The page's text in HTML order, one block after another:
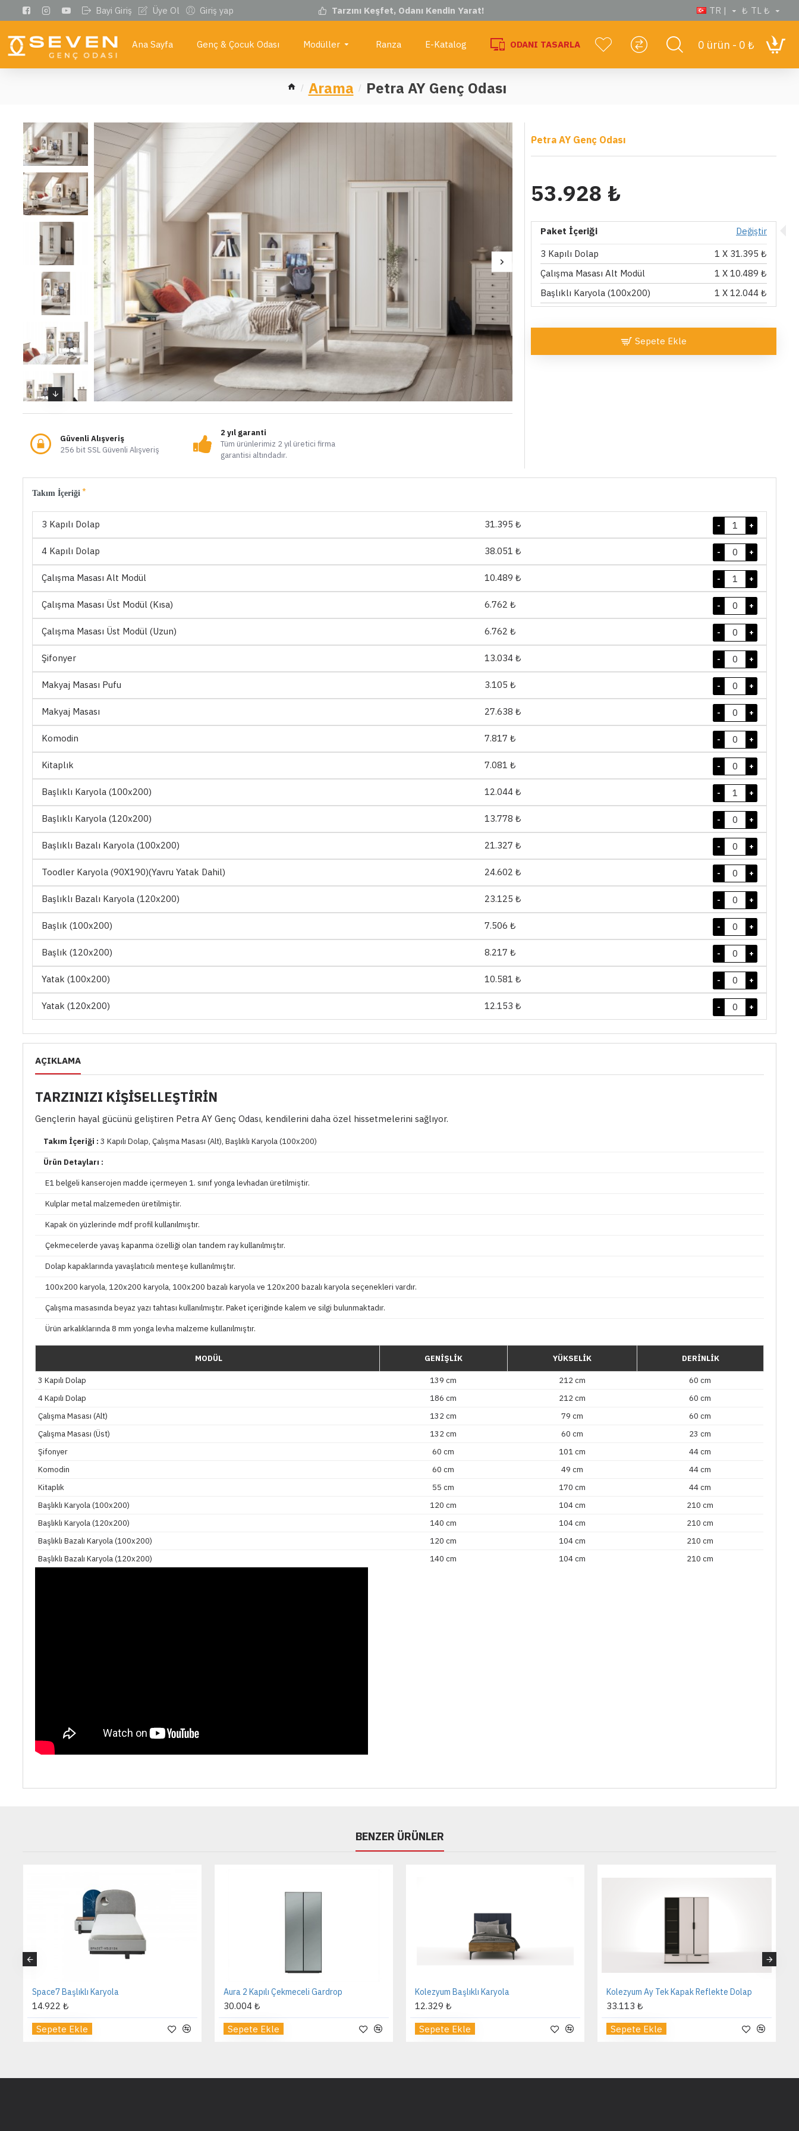
Bayi Giriş Üye Ol Giriş yap Tarzını Keşfet, Odanı Kendin Yarat! TR | ₺ TL ₺
Ana Sayfa Genç & Çocuk Odası Modüller Ranza E-Katalog ODANI TASARLA 0 ürün - 0 ₺
Arama Petra AY Genç Odası
Güvenli Alışveriş
256 bit SSL Güvenli Alışveriş
2 yıl garanti
Tüm ürünlerimiz 2 yıl üretici firma
garantisi altındadır.
Petra AY Genç Odası
53.928 ₺
Paket İçeriği
Değiştir
3 Kapılı Dolap
1 X 31.395 ₺
Çalışma Masası Alt Modül
1 X 10.489 ₺
Başlıklı Karyola (100x200)
1 X 12.044 ₺
Sepete Ekle
Takım İçeriği
3 Kapılı Dolap 31.395 ₺ +
-
4 Kapılı Dolap 38.051 ₺ +
-
Çalışma Masası Alt Modül 10.489 ₺ +
-
Çalışma Masası Üst Modül (Kısa) 6.762 ₺ +
-
Çalışma Masası Üst Modül (Uzun) 6.762 ₺ +
-
Şifonyer 13.034 ₺ +
-
Makyaj Masası Pufu 3.105 ₺ +
-
Makyaj Masası 27.638 ₺ +
-
Komodin 7.817 ₺ +
-
Kitaplık 7.081 ₺ +
-
Başlıklı Karyola (100x200) 12.044 ₺ +
-
Başlıklı Karyola (120x200) 13.778 ₺ +
-
Başlıklı Bazalı Karyola (100x200) 21.327 ₺ +
-
Toodler Karyola (90X190)(Yavru Yatak Dahil) 24.602 ₺ +
-
Başlıklı Bazalı Karyola (120x200) 23.125 ₺ +
-
Başlık (100x200) 7.506 ₺ +
-
Başlık (120x200) 8.217 ₺ +
-
Yatak (100x200) 10.581 ₺ +
-
Yatak (120x200) 12.153 ₺ +
-
AÇIKLAMA
TARZINIZI KİŞİSELLEŞTİRİN
Gençlerin hayal gücünü geliştiren Petra AY Genç Odası, kendilerini daha özel hissetmelerini sağlıyor.
Takım İçeriği : 3 Kapılı Dolap, Çalışma Masası (Alt), Başlıklı Karyola (100x200)
Ürün Detayları :
E1 belgeli kanserojen madde içermeyen 1. sınıf yonga levhadan üretilmiştir.
Kulplar metal malzemeden üretilmiştir.
Kapak ön yüzlerinde mdf profil kullanılmıştır.
Çekmecelerde yavaş kapanma özelliği olan tandem ray kullanılmıştır.
Dolap kapaklarında yavaşlatıcılı menteşe kullanılmıştır.
100x200 karyola, 120x200 karyola, 100x200 bazalı karyola ve 120x200 bazalı karyola seçenekleri vardır.
Çalışma masasında beyaz yazı tahtası kullanılmıştır. Paket içeriğinde kalem ve silgi bulunmaktadır.
Ürün arkalıklarında 8 mm yonga levha malzeme kullanılmıştır.
MODÜL GENİŞLİK YÜKSELİK DERİNLİK
3 Kapılı Dolap 139 cm 212 cm
60 cm
4 Kapılı Dolap
186 cm 212 cm
60 cm
Çalışma Masası (Alt)
132 cm 79 cm
60 cm
Çalışma Masası (Üst)
132 cm 60 cm
23 cm
Şifonyer
60 cm 101 cm
44 cm
Komodin
60 cm 49 cm
44 cm
Kitaplık
55 cm 170 cm
44 cm
Başlıklı Karyola (100x200)
120 cm 104 cm
210 cm
Başlıklı Karyola (120x200)
140 cm 104 cm
210 cm
Başlıklı Bazalı Karyola (100x200)
120 cm 104 cm
210 cm
Başlıklı Bazalı Karyola (120x200)
140 cm 104 cm 210 cm
BENZER ÜRÜNLER
Maya Komodin
8.139 ₺
Sepete Ekle
Kolezyum Ay Genç Odası
61.363 ₺
Sepete Ekle
Petra 4 Kapılı Dolap
38.051 ₺
Sepete Ekle
Aura Başlık
9.324 ₺
Sepete Ekle